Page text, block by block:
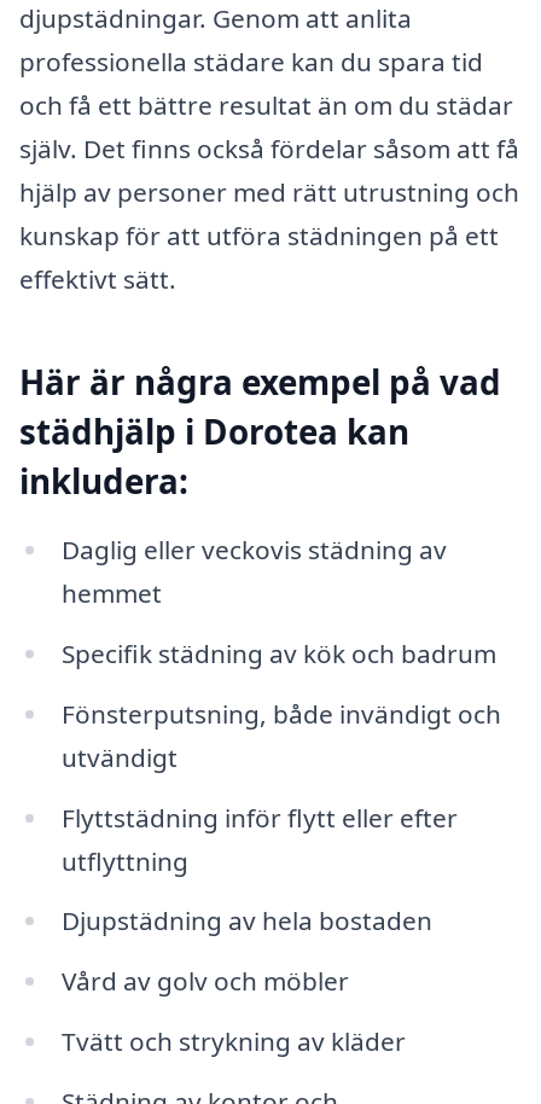
djupstädningar. Genom att anlita
professionella städare kan du spara tid
och få ett bättre resultat än om du städar
själv. Det finns också fördelar såsom att få
hjälp av personer med rätt utrustning och
kunskap för att utföra städningen på ett
effektivt sätt.
Här är några exempel på vad
städhjälp i Dorotea kan
inkludera:
Daglig eller veckovis städning av
hemmet
Specifik städning av kök och badrum
Fönsterputsning, både invändigt och
utvändigt
Flyttstädning inför flytt eller efter
utflyttning
Djupstädning av hela bostaden
Vård av golv och möbler
Tvätt och strykning av kläder